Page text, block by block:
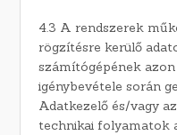
4.3 A rendszerek
rögzítésre kerülő
számítógépének
igénybevétele során
Adatkezelő és/vagy
technikai folyamatok